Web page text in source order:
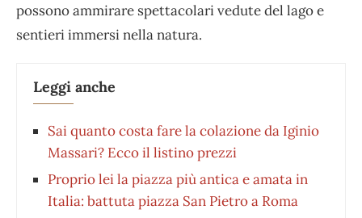
possono ammirare spettacolari vedute del lago e
sentieri immersi nella natura.
Leggi anche
Sai quanto costa fare la colazione da Iginio
Massari? Ecco il listino prezzi
Proprio lei la piazza più antica e amata in
Italia: battuta piazza San Pietro a Roma